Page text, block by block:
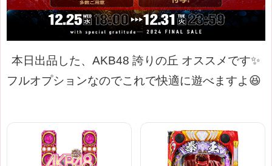
本日出品した、AKB48 誇りの丘 オススメです✨
フルオプションなのでこれで快適に遊べますよ😆